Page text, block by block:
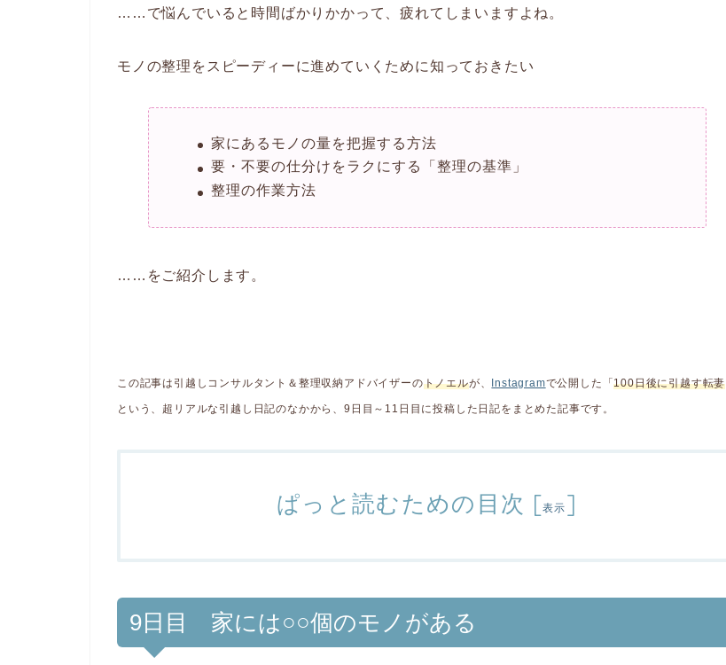
……で悩んでいると時間ばかりかかって、疲れてしまいますよね。
モノの整理をスピーディーに進めていくために知っておきたい
家にあるモノの量を把握する方法
要・不要の仕分けをラクにする「整理の基準」
整理の作業方法
……をご紹介します。
この記事は引越しコンサルタント＆整理収納アドバイザーのトノエルが、 Instagramで公開した「100日後に引越す転妻
という、超リアルな引越し日記のなかから、9日目～11日目に投稿した日記をまとめた記事です。
ぱっと読むための目次 [表示 ]
9日目 家には○○個のモノがある